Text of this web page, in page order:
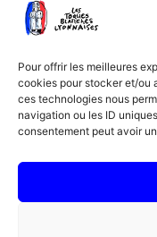
Pour offrir les meilleures
cookies pour stocker et/ou
ces technologies nous
navigation ou les ID
consentement peut avoir